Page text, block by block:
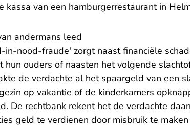
kassa van een hamburgerrestaurant in
andermans leed
in-nood-fraude' zorgt naast financiële
hun ouders of naasten het volgende
de verdachte al het spaargeld van een
op vakantie of de kinderkamers
De rechtbank rekent het de verdachte
geld te verdienen door misbruik te